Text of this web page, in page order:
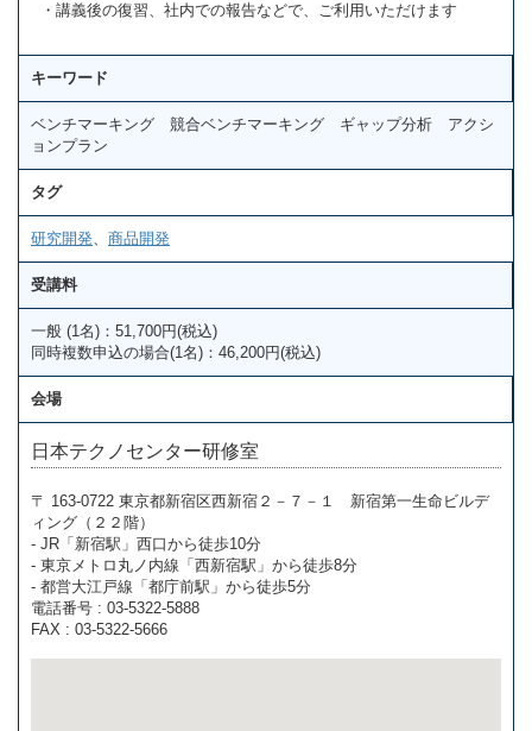
・講義後の復習、社内での報告などで、ご利用いただけます
キーワード
ベンチマーキング 競合ベンチマーキング ギャップ分析 アクシ
ョンプラン
タグ
研究開発 商品開発
受講料
一般 (1名)：51,700円(税込)
同時複数申込の場合(1名)：46,200円(税込)
会場
日本テクノセンター研修室
〒 163-0722 東京都新宿区西新宿２－７－１ 新宿第一生命ビルデ
ィング（２２階）
- JR「新宿駅」西口から徒歩10分
- 東京メトロ丸ノ内線「西新宿駅」から徒歩8分
- 都営大江戸線「都庁前駅」から徒歩5分
電話番号 : 03-5322-5888
FAX : 03-5322-5666